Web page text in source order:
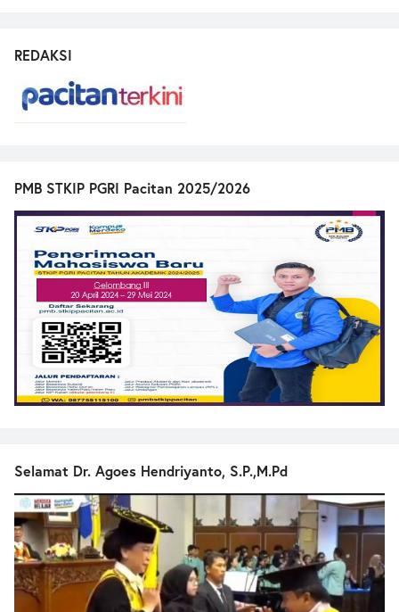
REDAKSI
PMB STKIP PGRI Pacitan 2025/2026
Selamat Dr. Agoes Hendriyanto, S.P.,M.Pd